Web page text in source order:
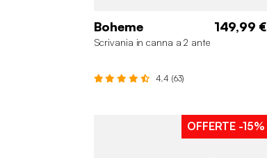
Boheme 149,99 €
Scrivania in canna a 2 ante
4.4 (63)
OFFERTE -15%